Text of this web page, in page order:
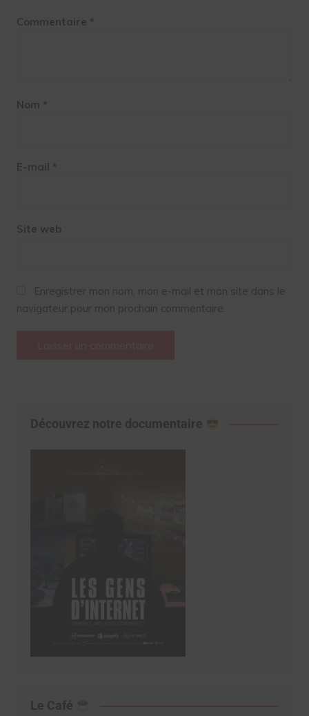
Commentaire *
Nom *
E-mail *
Site web
Enregistrer mon nom, mon e-mail et mon site dans le
navigateur pour mon prochain commentaire.
Découvrez notre documentaire
Le Café